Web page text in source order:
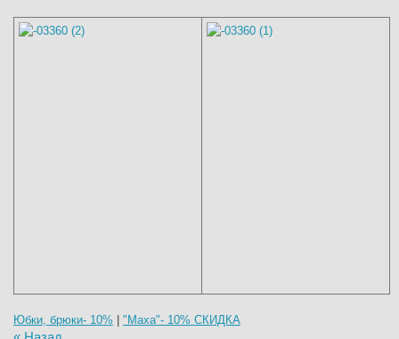
Юбки, брюки- 10% "Maxa"- 10% СКИДКА